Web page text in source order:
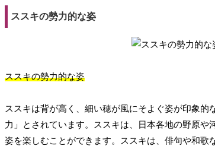
ススキの勢力的な姿
ススキの勢力的な姿
ススキは背が高く、細い穂が風にそよぐ姿が印象
力」とされています。ススキは、日本各地の野原
姿を楽しむことができます。ススキは、俳句や和歌